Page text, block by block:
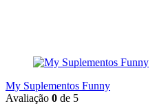
My Suplementos Funny
Avaliação 0 de 5